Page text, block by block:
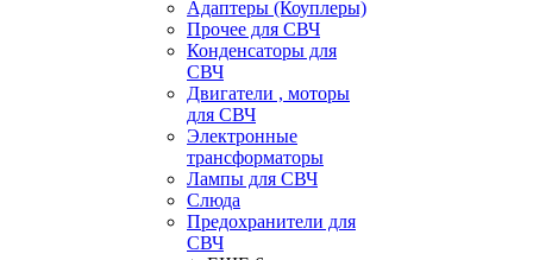
Адаптеры (Коуплеры)
Прочее для СВЧ
Конденсаторы для
СВЧ
Двигатели , моторы
для СВЧ
Электронные
трансформаторы
Лампы для СВЧ
Слюда
Предохранители для
СВЧ